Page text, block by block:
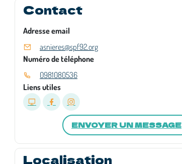
Contact
Adresse email
asnieres@spf92.org
Numéro de téléphone
0981080536
Liens utiles
ENVOYER UN MESSAGE
Localisation